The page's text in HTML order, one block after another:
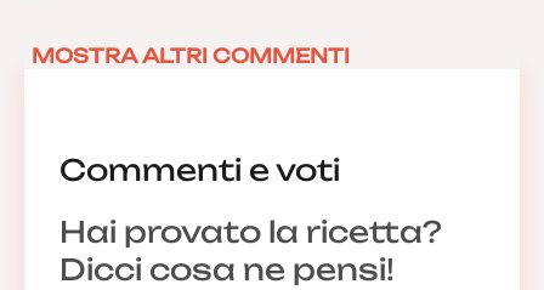
Commenti e voti
Hai provato la ricetta?
Dicci cosa ne pensi!
MOSTRA ALTRI COMMENTI